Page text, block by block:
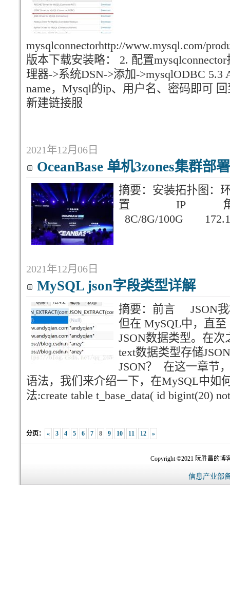
mysqlconnectorhttp://www.mysql.com/
版本下载安装略： 2. 配置
理器->系统DSN->添加->mysqlODBC 5.3
name，Mysql的ip、用户名、密码即可
新建链接服
2021年12月06日
OceanBase 单机3zones集群部
摘要：安装拓扑图
置 IP 角色
8C/8G/100G
2021年12月06日
MySQL json字段类型详解
摘要：前言 JSON我
但在 MySQL中，直
JSON数据类型。在次
text数据类型存储
JSON？ 在这一章节
语法，我们来介绍一下，在MySQL中如
法:create table t_base_data( id bigint(20)
分页： « 3 4 5 6 7 8 9 10 11 12 »
Copyright ©2021 阮胜昌的博
信息产业部